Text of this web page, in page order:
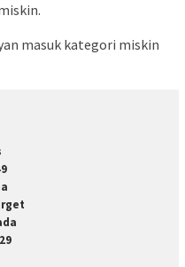
masuk kategori miskin